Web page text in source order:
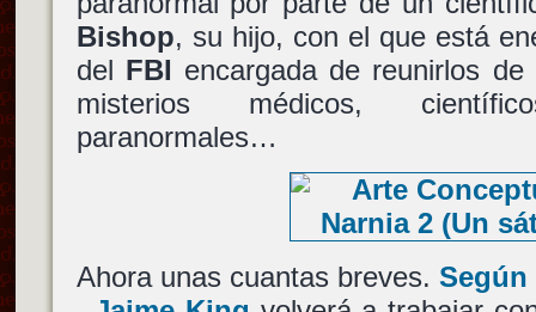
Bishop, su hijo, con el que está
del FBI encargada de reunirlos
misterios médicos,
paranormales…
Ahora unas cuantas breves.Según